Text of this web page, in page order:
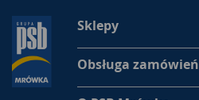
Sklepy
Obsługa zamówień